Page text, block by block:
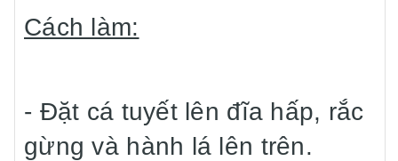
Cách làm:
- Đặt cá tuyết lên đĩa hấp, rắc
gừng và hành lá lên trên.